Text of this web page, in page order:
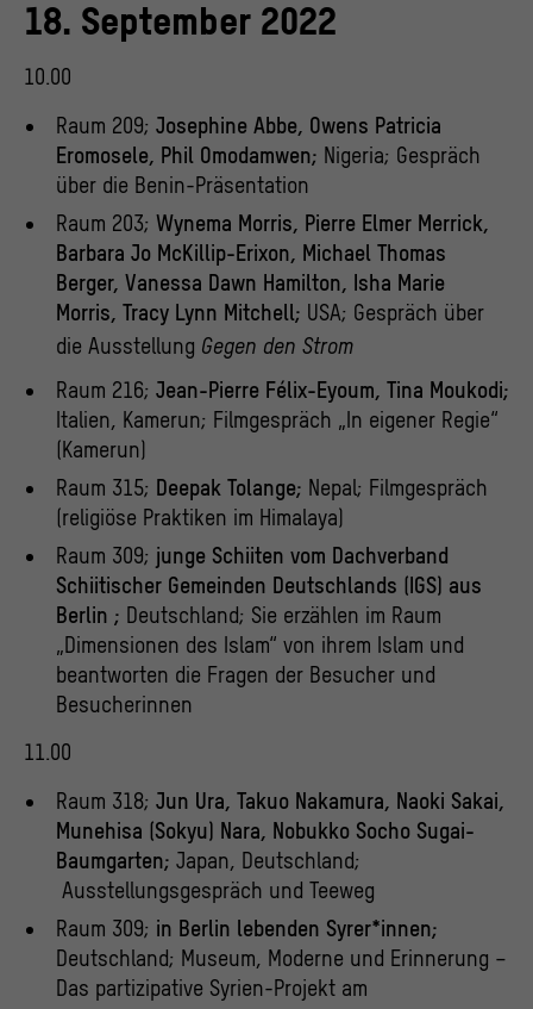
18. September 2022
10.00
Raum 209; Josephine Abbe, Owens Patricia
Eromosele, Phil Omodamwen; Nigeria; Gespräch
über die Benin-Präsentation
Raum 203; Wynema Morris, Pierre Elmer Merrick,
Barbara Jo McKillip-Erixon, Michael Thomas
Berger, Vanessa Dawn Hamilton, Isha Marie
Morris, Tracy Lynn Mitchell; USA; Gespräch über
die Ausstellung Gegen den Strom
Raum 216; Jean-Pierre Félix-Eyoum, Tina Moukodi;
Italien, Kamerun; Filmgespräch „In eigener Regie“
(Kamerun)
Raum 315; Deepak Tolange; Nepal; Filmgespräch
(religiöse Praktiken im Himalaya)
Raum 309; junge Schiiten vom Dachverband
Schiitischer Gemeinden Deutschlands (IGS) aus
Berlin ; Deutschland; Sie erzählen im Raum
„Dimensionen des Islam“ von ihrem Islam und
beantworten die Fragen der Besucher und
Besucherinnen
11.00
Raum 318; Jun Ura, Takuo Nakamura, Naoki Sakai,
Munehisa (Sokyu) Nara, Nobukko Socho Sugai-
Baumgarten; Japan, Deutschland;
Ausstellungsgespräch und Teeweg
Raum 309; in Berlin lebenden Syrer*innen;
Deutschland; Museum, Moderne und Erinnerung –
Das partizipative Syrien-Projekt am